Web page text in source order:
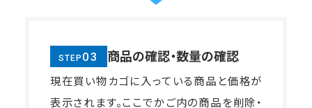
STEP 03 商品の確認・数量の確認
現在買い物カゴに入っている商品と価格が
表示されます。ここでかご内の商品を削除・